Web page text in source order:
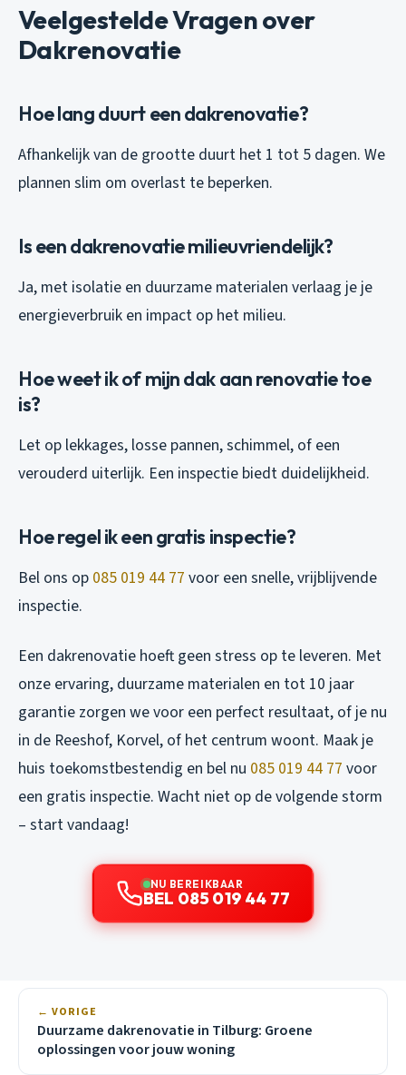
Veelgestelde Vragen over
Dakrenovatie
Hoe lang duurt een dakrenovatie?
Afhankelijk van de grootte duurt het 1 tot 5 dagen. We
plannen slim om overlast te beperken.
Is een dakrenovatie milieuvriendelijk?
Ja, met isolatie en duurzame materialen verlaag je je
energieverbruik en impact op het milieu.
Hoe weet ik of mijn dak aan renovatie toe
is?
Let op lekkages, losse pannen, schimmel, of een
verouderd uiterlijk. Een inspectie biedt duidelijkheid.
Hoe regel ik een gratis inspectie?
Bel ons op 085 019 44 77 voor een snelle, vrijblijvende
inspectie.
Een dakrenovatie hoeft geen stress op te leveren. Met
onze ervaring, duurzame materialen en tot 10 jaar
garantie zorgen we voor een perfect resultaat, of je nu
in de Reeshof, Korvel, of het centrum woont. Maak je
huis toekomstbestendig en bel nu 085 019 44 77 voor
een gratis inspectie. Wacht niet op de volgende storm
– start vandaag!
NU BEREIKBAAR
BEL 085 019 44 77
← VORIGE
Duurzame dakrenovatie in Tilburg: Groene
oplossingen voor jouw woning